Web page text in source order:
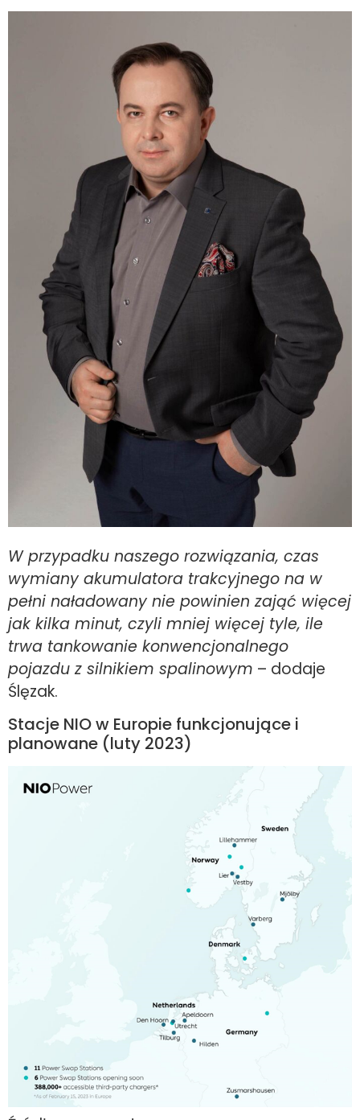
W przypadku naszego rozwiązania, czas
wymiany akumulatora trakcyjnego na w
pełni naładowany nie powinien zająć więcej
jak kilka minut, czyli mniej więcej tyle, ile
trwa tankowanie konwencjonalnego
pojazdu z silnikiem spalinowym – dodaje
Ślęzak.
Stacje NIO w Europie funkcjonujące i
planowane (luty 2023)